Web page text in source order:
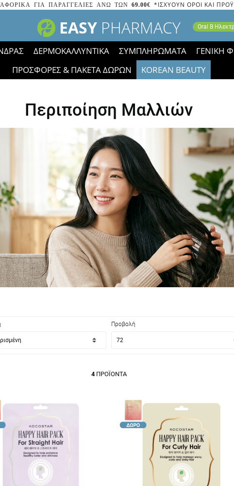
ΓΙΑ ΠΑΡΑΓΓΕΛΙΕΣ ΑΝΩ ΤΩΝ 69.00€ *ΙΣΧΥΟΥΝ ΟΡΟΙ ΚΑΙ
EASY PHARMACY Oral B
ΔΕΡΜΟΚΑΛΛΥΝΤΙΚΑ ΣΥΜΠΛΗΡΩΜΑΤΑ ΓΕΝΙΚΗ
ΠΡΟΣΦΟΡΕΣ & ΠΑΚΕΤΑ ΔΩΡΩΝ
KOREAN BEAUTY
τα εικονίδια των εκπτώσεων έφυγαν, οι χαμηλές μας
Περιποίηση Μαλλιών
Προβολή
4ΠΡΟΪΌΝΤΑ